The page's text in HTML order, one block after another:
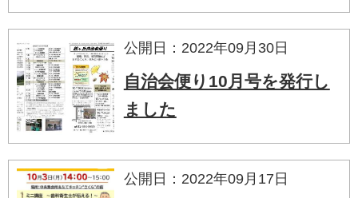
公開日：2022年09月30日
自治会便り10月号を発行し
ました
公開日：2022年09月17日